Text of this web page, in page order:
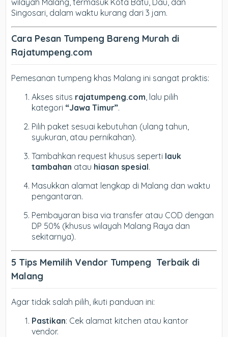
Singosari, dalam waktu kurang dari 3 jam.
Cara Pesan Tumpeng Bareng Murah di
Rajatumpeng.com
Pemesanan tumpeng khas Malang ini sangat praktis:
Akses situs rajatumpeng.com , lalu pilih
kategori “Jawa Timur”.
Pilih paket sesuai kebutuhan (ulang tahun,
syukuran, atau pernikahan).
Tambahkan request khusus seperti lauk
tambahan atau hiasan spesial.
Masukkan alamat lengkap di Malang dan waktu
pengantaran.
Pembayaran bisa via transfer atau COD dengan
DP 50% (khusus wilayah Malang Raya dan
sekitarnya).
5 Tips Memilih Vendor Tumpeng Terbaik di
Malang
Agar tidak salah pilih, ikuti panduan ini:
Pastikan: Cek alamat kitchen atau kantor
vendor.